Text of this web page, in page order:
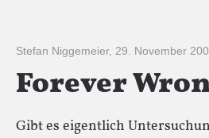
Stefan Niggemeier, 29. November
Forever
Gibt es eigentlich